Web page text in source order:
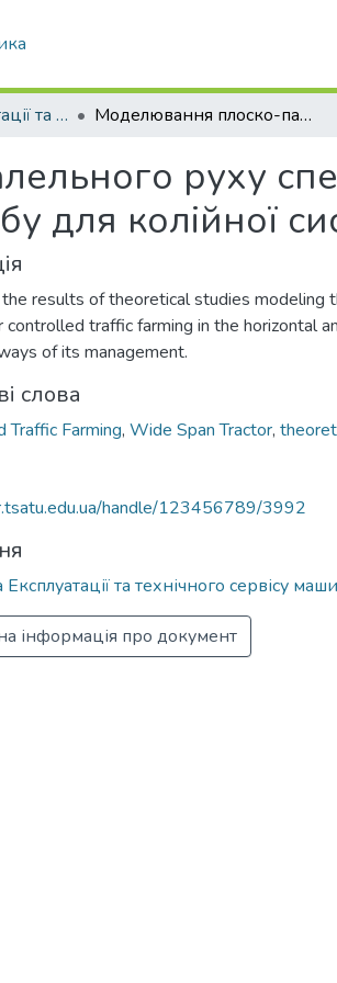
Кафедра Експлуатації та технічного сервісу машин Моделювання плоско-паралельного руху спеціалізованого ширококолійного агрозасобу для колійної системи землеробства
руху
для колійної
results of theoretical studies modeling
controlled traffic farming in the horizontal
of its management.
слова
Traffic Farming, Wide Span Tractor,
handle/123456789/3992
та технічного сервісу
інформація про документ